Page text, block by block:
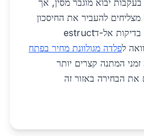
מצביע על ירידה של 8% בעקבות יבוא מוגבר מסין, אך
להעביר את החיסכון
לצרכן. איכות נשמרת עם בדיקות אל-דestruct
פלדה מגולוונת מחיר בפתח
זמני המתנה קצרים יותר
את הבחירה באזור זה